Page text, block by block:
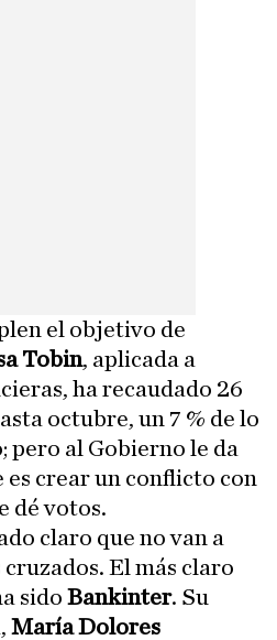
el objetivo de
Tobin, aplicada a
ha recaudado 26
octubre, un 7 % de lo
pero al Gobierno le da
crear un conflicto con
dé votos.
claro que no van a
El más claro
sido Bankinter. Su
María Dolores